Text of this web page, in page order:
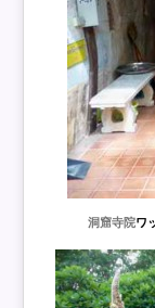
洞窟寺院ワ